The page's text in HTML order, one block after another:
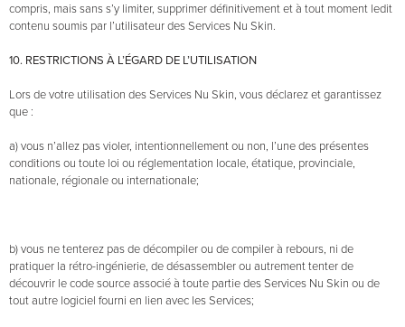
compris, mais sans s’y limiter, supprimer définitivement et à tout moment ledit
contenu soumis par l’utilisateur des Services Nu Skin.
10. RESTRICTIONS À L’ÉGARD DE L’UTILISATION
Lors de votre utilisation des Services Nu Skin, vous déclarez et garantissez
que :
a) vous n’allez pas violer, intentionnellement ou non, l’une des présentes
conditions ou toute loi ou réglementation locale, étatique, provinciale,
nationale, régionale ou internationale;
b) vous ne tenterez pas de décompiler ou de compiler à rebours, ni de
pratiquer la rétro-ingénierie, de désassembler ou autrement tenter de
découvrir le code source associé à toute partie des Services Nu Skin ou de
tout autre logiciel fourni en lien avec les Services;